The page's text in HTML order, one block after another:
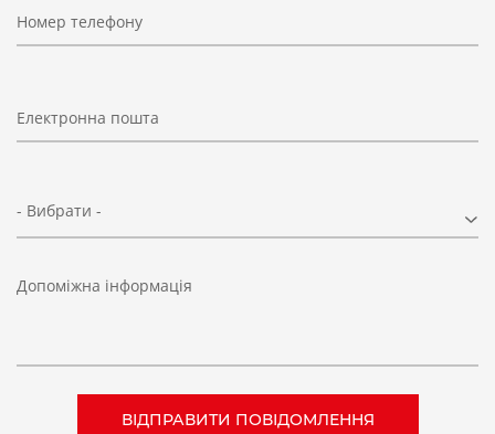
Номер телефону
Електронна пошта
- Вибрати -
Допоміжна інформація